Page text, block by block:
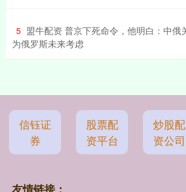
5 盟牛配资 普京下死命令，他明白：中俄
为俄罗斯未来考虑
信钰证
券
股票配
资平台
炒股配
资公司